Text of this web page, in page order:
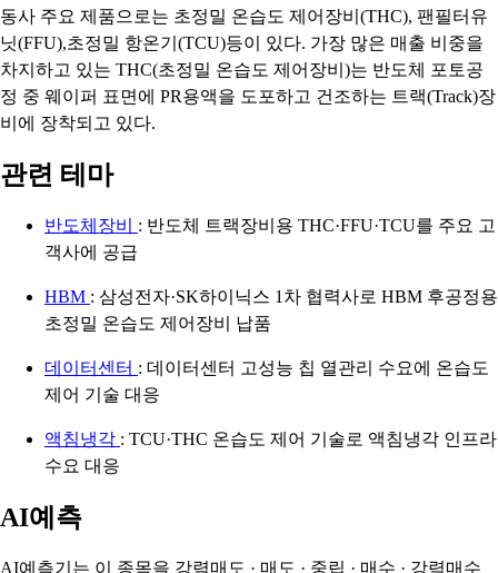
동사 주요 제품으로는 초정밀 온습도 제어장비(THC), 팬필터유
닛(FFU),초정밀 항온기(TCU)등이 있다. 가장 많은 매출 비중을
차지하고 있는 THC(초정밀 온습도 제어장비)는 반도체 포토공
정 중 웨이퍼 표면에 PR용액을 도포하고 건조하는 트랙(Track)장
비에 장착되고 있다.
관련 테마
반도체장비 : 반도체 트랙장비용 THC·FFU·TCU를 주요 고
객사에 공급
HBM : 삼성전자·SK하이닉스 1차 협력사로 HBM 후공정용
초정밀 온습도 제어장비 납품
데이터센터 : 데이터센터 고성능 칩 열관리 수요에 온습도
제어 기술 대응
액침냉각 : TCU·THC 온습도 제어 기술로 액침냉각 인프라
수요 대응
AI예측
AI예측기는 이 종목을 강력매도 · 매도 · 중립 · 매수 · 강력매수